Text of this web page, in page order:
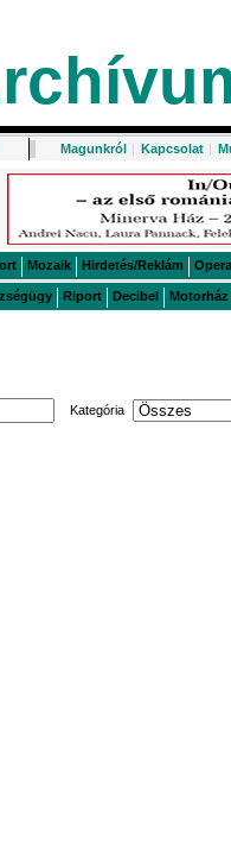
Magunkról | Kapcsolat |
Mozaik Hirdetés/Reklám Opera
Riport Decibel Motorház
Kategória